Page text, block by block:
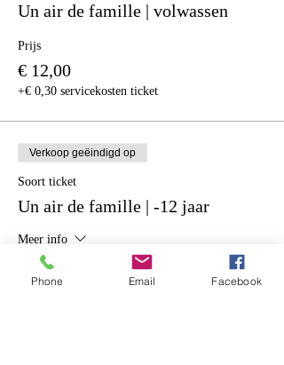
Un air de famille | volwassen
Prijs
€ 12,00
+€ 0,30 servicekosten ticket
Verkoop geëindigd op
Soort ticket
Un air de famille | -12 jaar
Meer info
PrijsPhone Email Facebook